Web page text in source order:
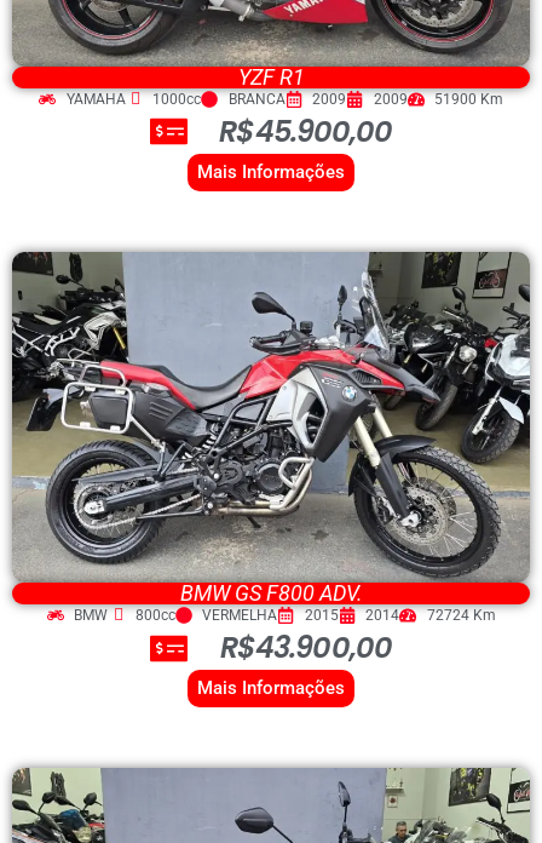
YZF R1
YAMAHA 1000cc BRANCA 2009 2009 51900 Km
R$45.900,00
Mais Informações
BMW GS F800 ADV.
BMW 800cc VERMELHA 2015 2014 72724 Km
R$43.900,00
Mais Informações